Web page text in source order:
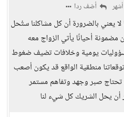
أضف ردا
يعني بالضرورة أن كل مشاكلنا ستُحل
مضمونة أحيانًا يأتي الزواج معه
يومية وخلافات تضيف ضغوط
منطقية الواقع قد يكون أصعب
تحتاج صبر وجهد وتفاهم مستمر
أن يحل الشريك كل شيء لنا